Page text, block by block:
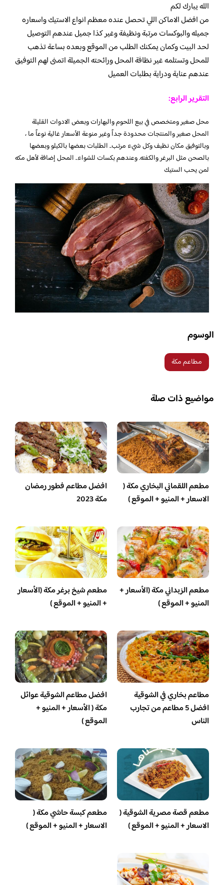
الله يبارك لكم
من افضل الاماكن اللي تحصل عنده معظم انواع الاستيك واسعاره
جميله والبوكسات مرتبة ونظيفة وغير كذا جميل عندهم التوصيل
لحد البيت وكمان يمكنك الطلب من الموقع وبعده بساعة تذهب
للمحل وتستلمه غير نظافة المحل ورائحته الجميلة اتمنى لهم التوفيق
عندهم عناية ودراية بطلبات العميل
التقرير الرابع:
محل صغير ومتخصص في بيع اللحوم والبهارات وبعض الادوات القليلة
المحل صغير والمنتجات محدودة جداً وغير منوعة الأسعار غالية نوعاً ما ،
وبالتوفيقمكان نظيف وكل شيء مرتب.. الطلبات بعضها بالكيلو وبعضها
بالصحن مثل البرغر والكفته. وعندهم بكسات للشواء.. المحل إضافة لأهل مكه
لمن يحب الستيك
الوسوم
مطاعم مكة
مواضيع ذات صلة
مطعم اللقماني البخاري مكة (
الاسعار + المنيو + الموقع )
افضل مطاعم فطور رمضان
مكة 2023
مطعم الزبداني مكة (الأسعار +
المنيو + الموقع )
مطعم شيخ برغر مكة (الأسعار
+ المنيو + الموقع )
مطاعم بخاري في الشوقية
افضل 5 مطاعم من تجارب
الناس
افضل مطاعم الشوقية عوائل
مكة ( الأسعار + المنيو +
الموقع )
مطعم قصة مصرية الشوقية (
الاسعار + المنيو + الموقع )
مطعم كبسة حاشي مكة (
الاسعار + المنيو + الموقع )